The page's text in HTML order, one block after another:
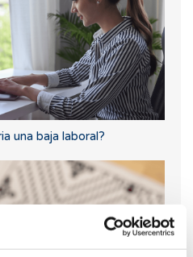
una baja laboral?